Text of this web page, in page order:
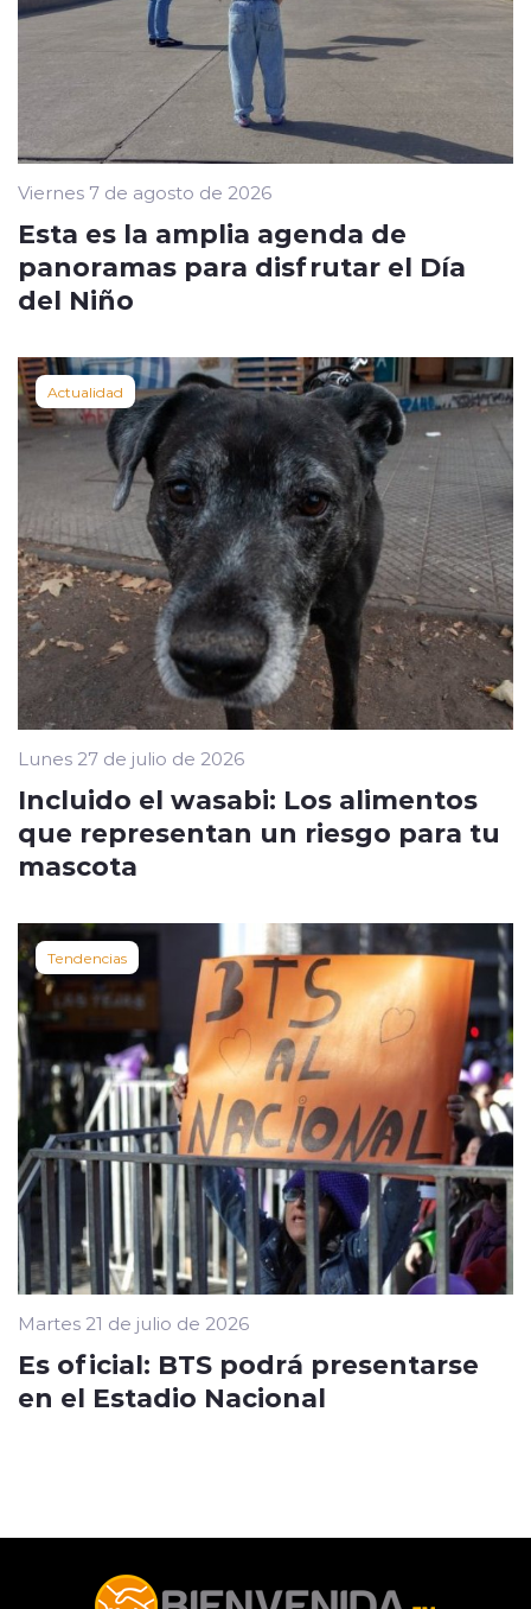
Viernes 7 de agosto de 2026
Esta es la amplia agenda de
panoramas para disfrutar el Día
del Niño
Actualidad
Lunes 27 de julio de 2026
Incluido el wasabi: Los alimentos
que representan un riesgo para tu
mascota
Tendencias
Martes 21 de julio de 2026
Es oficial: BTS podrá presentarse
en el Estadio Nacional